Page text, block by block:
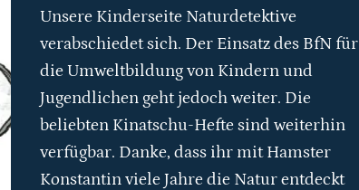
Unsere Kinderseite Naturdetektive
verabschiedet sich. Der Einsatz des BfN für
die Umweltbildung von Kindern und
Jugendlichen geht jedoch weiter. Die
beliebten Kinatschu-Hefte sind weiterhin
verfügbar. Danke, dass ihr mit Hamster
Konstantin viele Jahre die Natur entdeckt